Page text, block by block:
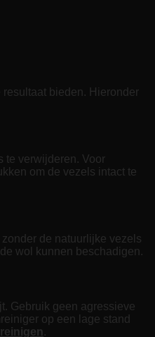
bieden. Hieronder
te verwijderen. Voor
om de vezels intact te
de natuurlijke vezels
wol kunnen beschadigen.
Gebruik geen agressieve
op een lage stand
.